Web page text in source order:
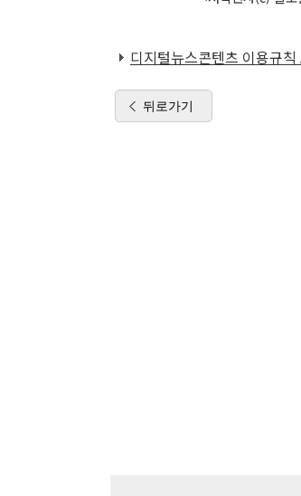
디지털뉴스콘텐츠 이용규칙
뒤로가기